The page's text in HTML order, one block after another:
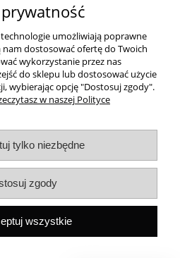
Pomoc
Dostawa
konto
O firmie
strony
kontakt
U1, 02-602 Warszawa, Tel:+48
umożliwiają poprawne
nam dostosować ofertę do Twoich
wykorzystanie przez nas
do sklepu lub dostosować użycie
wybierając opcję "Dostosuj zgody".
w naszej Polityce
tylko niezbędne
zgody
wszystkie